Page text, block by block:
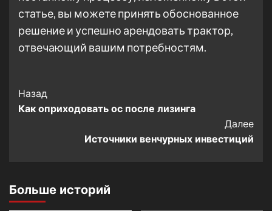
статье, вы можете принять обоснованное
решение и успешно арендовать трактор,
отвечающий вашим потребностям.
Post
Navigation
Назад
Как оприходовать ос после лизинга
Далее
Источники венчурных инвестиций
Больше историй